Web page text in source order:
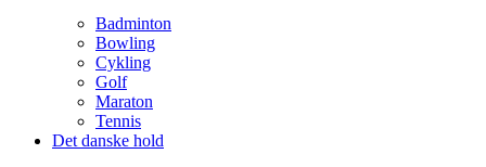
Badminton
Bowling
Cykling
Golf
Maraton
Tennis
Det danske hold